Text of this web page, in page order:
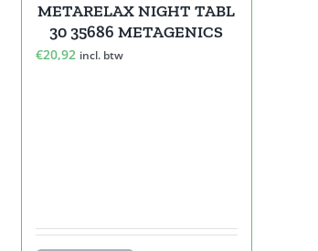
METARELAX NIGHT TABL
30 35686 METAGENICS
€20,92 incl. btw